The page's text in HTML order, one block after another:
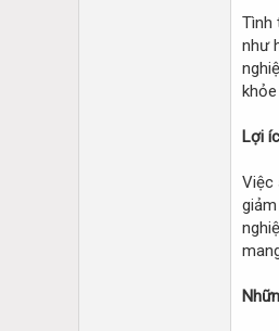
Tình
như
Lợi
Việc